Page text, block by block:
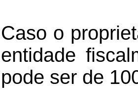
Caso o
entidade
pode ser de